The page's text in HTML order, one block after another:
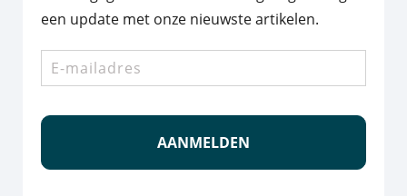
een update met onze nieuwste artikelen.
E-
mailadres *